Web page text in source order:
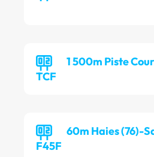
1 500m Piste
TCF
60m Haies (76)-
F45F